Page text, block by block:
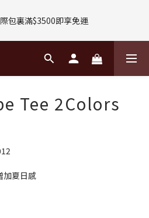
限售完不補)
包裏滿$3500即享免運
任選3件 贈 $188購物金
價商品 贈【威靈頓 / 波士頓墨鏡】
限售完不補)
Tee 2Colors
加夏日感